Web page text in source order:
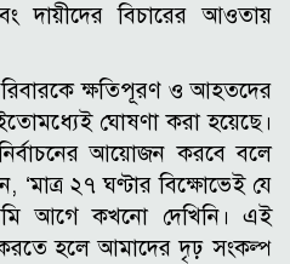
দায়ীদের বিচারের আওতায়
ক্ষতিপূরণ ও আহতদের
ইতোমধ্যেই ঘোষণা করা হয়েছে।
আয়োজন করবে বলে
‌‘মাত্র ২৭ ঘণ্টার বিক্ষোভেই যে
আগে কখনো দেখিনি। এই
হলে আমাদের দৃঢ় সংকল্প